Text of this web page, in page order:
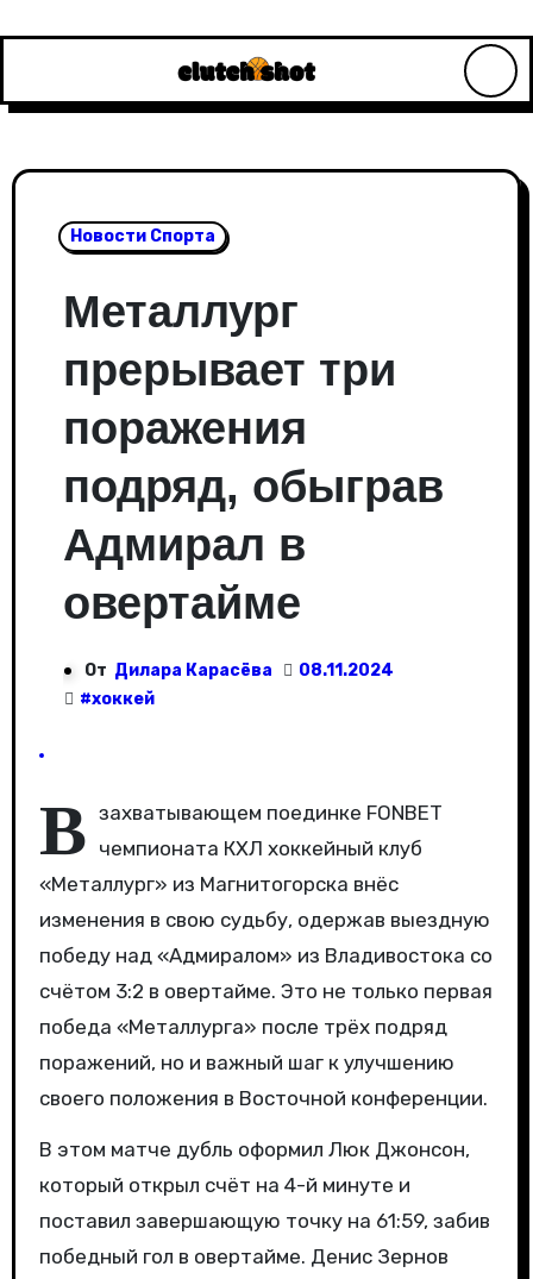
Новости Спорта
Металлург
прерывает три
поражения
подряд, обыграв
Адмирал в
овертайме
От Дилара Карасёва
08.11.2024
#хоккей
В захватывающем поединке FONBET
чемпионата КХЛ хоккейный клуб
«Металлург» из Магнитогорска внёс
изменения в свою судьбу, одержав выездную
победу над «Адмиралом» из Владивостока со
счётом 3:2 в овертайме. Это не только первая
победа «Металлурга» после трёх подряд
поражений, но и важный шаг к улучшению
своего положения в Восточной конференции.
В этом матче дубль оформил Люк Джонсон,
который открыл счёт на 4-й минуте и
поставил завершающую точку на 61:59, забив
победный гол в овертайме. Денис Зернов